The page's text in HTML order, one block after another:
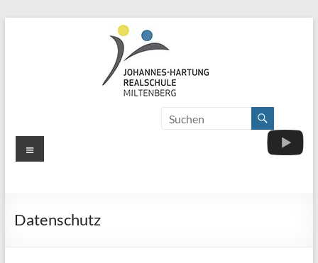
Hartung-
Menü
Datenschutz